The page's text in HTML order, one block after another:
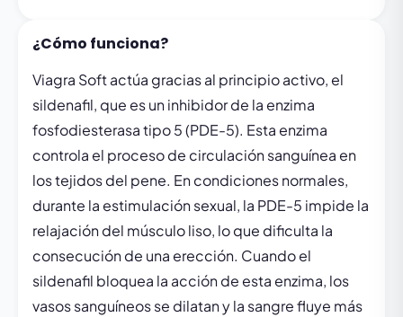
¿Cómo funciona?
Viagra Soft actúa gracias al principio activo, el
sildenafil, que es un inhibidor de la enzima
fosfodiesterasa tipo 5 (PDE-5). Esta enzima
controla el proceso de circulación sanguínea en
los tejidos del pene. En condiciones normales,
durante la estimulación sexual, la PDE-5 impide la
relajación del músculo liso, lo que dificulta la
consecución de una erección. Cuando el
sildenafil bloquea la acción de esta enzima, los
vasos sanguíneos se dilatan y la sangre fluye más